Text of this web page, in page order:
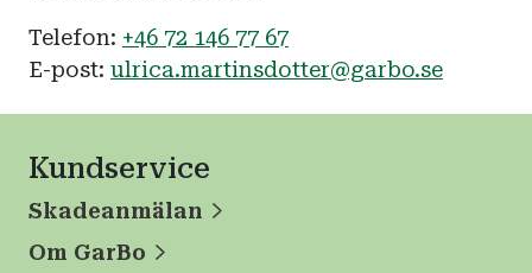
Telefon: +46 72 146 77 67
E-post: ulrica.martinsdotter@garbo.se
Kundservice
Skadeanmälan
Om GarBo